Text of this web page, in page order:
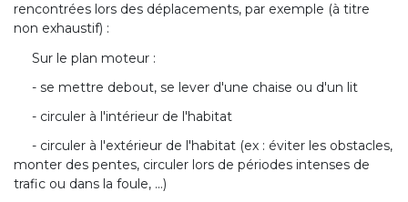
rencontrées lors des déplacements, par exemple (à titre
non exhaustif) :
Sur le plan moteur :
- se mettre debout, se lever d'une chaise ou d'un lit
- circuler à l'intérieur de l'habitat
- circuler à l'extérieur de l'habitat (ex : éviter les obstacles,
monter des pentes, circuler lors de périodes intenses de
trafic ou dans la foule, ...)